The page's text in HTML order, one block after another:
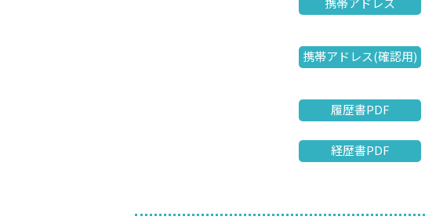
携帯アドレス(確認用)
履歴書PDF
経歴書PDF